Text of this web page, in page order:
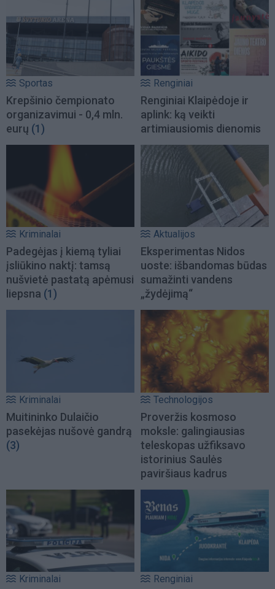
Sportas
Krepšinio čempionato
organizavimui - 0,4 mln.
eurų (1)
Renginiai
Renginiai Klaipėdoje ir
aplink: ką veikti
artimiausiomis dienomis
Kriminalai
Padegėjas į kiemą tyliai
įsliūkino naktį: tamsą
nušvietė pastatą apėmusi
liepsna (1)
Aktualijos
Eksperimentas Nidos
uoste: išbandomas būdas
sumažinti vandens
„žydėjimą“
Kriminalai
Muitininko Dulaičio
pasekėjas nušovė gandrą
(3)
Technologijos
Proveržis kosmoso
moksle: galingiausias
teleskopas užfiksavo
istorinius Saulės
paviršiaus kadrus
Kriminalai Renginiai